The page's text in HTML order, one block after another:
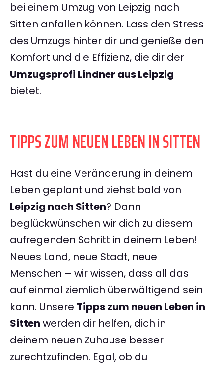
bei einem Umzug von Leipzig nach
Sitten anfallen können. Lass den Stress
des Umzugs hinter dir und genieße den
Komfort und die Effizienz, die dir der
Umzugsprofi Lindner aus Leipzig
bietet.
TIPPS ZUM NEUEN LEBEN IN SITTEN
Hast du eine Veränderung in deinem
Leben geplant und ziehst bald von
Leipzig nach Sitten? Dann
beglückwünschen wir dich zu diesem
aufregenden Schritt in deinem Leben!
Neues Land, neue Stadt, neue
Menschen – wir wissen, dass all das
auf einmal ziemlich überwältigend sein
kann. Unsere Tipps zum neuen Leben in
Sitten werden dir helfen, dich in
deinem neuen Zuhause besser
zurechtzufinden. Egal, ob du